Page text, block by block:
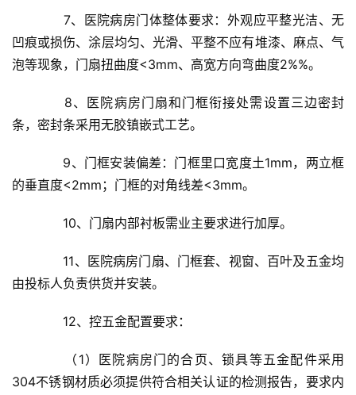
7、医院病房门体整体要求：外观应平整光洁、无
凹痕或损伤、涂层均匀、光滑、平整不应有堆漆、麻点、气
泡等现象，门扇扭曲度<3mm、高宽方向弯曲度2%%。
8、医院病房门扇和门框衔接处需设置三边密封
条，密封条采用无胶镇嵌式工艺。
9、门框安装偏差：门框里口宽度土1mm，两立框
的垂直度<2mm；门框的对角线差<3mm。
10、门扇内部衬板需业主要求进行加厚。
11、医院病房门扇、门框套、视窗、百叶及五金均
由投标人负责供货并安装。
12、控五金配置要求：
（1）医院病房门的合页、锁具等五金配件采用
304不锈钢材质必须提供符合相关认证的检测报告，要求内